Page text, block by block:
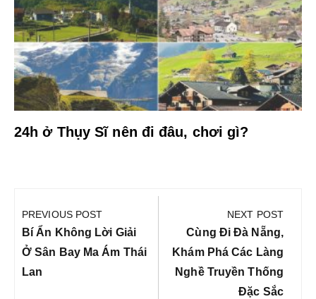
24h ở Thụy Sĩ nên đi đâu, chơi gì?
hướng
bài
viết
PREVIOUS POST
Previous
Post:
Bí Ẩn Không Lời Giải
Ở Sân Bay Ma Ám Thái
Lan
NEXT POST
Next
Post:
Cùng Đi Đà Nẵng,
Khám Phá Các Làng
Nghề Truyền Thống
Đặc Sắc